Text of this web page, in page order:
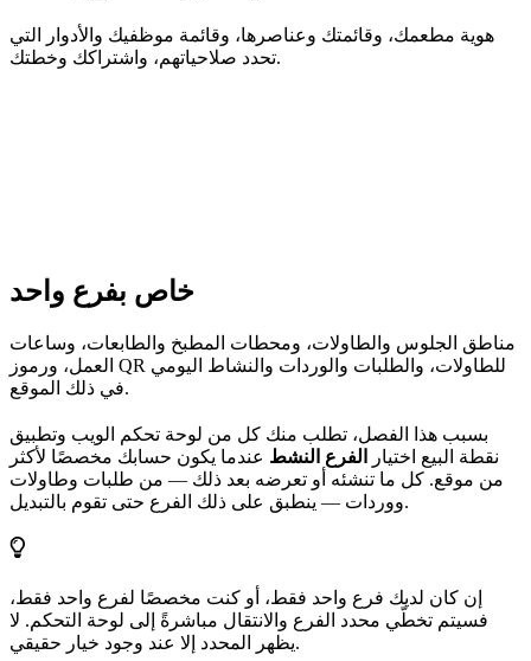
هوية مطعمك، وقائمتك وعناصرها، وقائمة موظفيك والأدوار التي
تحدد صلاحياتهم، واشتراكك وخطتك.
خاص بفرع واحد
مناطق الجلوس والطاولات، ومحطات المطبخ والطابعات، وساعات
العمل، ورموز QR للطاولات، والطلبات والوردات والنشاط اليومي
في ذلك الموقع.
بسبب هذا الفصل، تطلب منك كل من لوحة تحكم الويب وتطبيق
نقطة البيع اختيار
الفرع النشط عندما يكون حسابك مخصصًا لأكثر
من موقع. كل ما تنشئه أو تعرضه بعد ذلك — من طلبات وطاولات
ووردات — ينطبق على ذلك الفرع حتى تقوم بالتبديل.
إن كان لديك فرع واحد فقط، أو كنت مخصصًا لفرع واحد فقط،
فسيتم تخطّي محدد الفرع والانتقال مباشرةً إلى لوحة التحكم. لا
يظهر المحدد إلا عند وجود خيار حقيقي.